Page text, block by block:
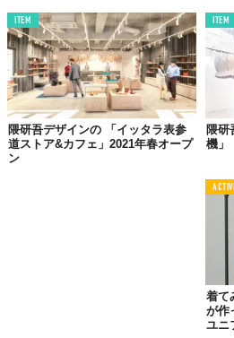
ITEM
隈研吾デザインの 「イッタラ表参
道ストア&カフェ」2021年春オープ
ン
ITEM
隈研
機」
着て
が作
ユニ